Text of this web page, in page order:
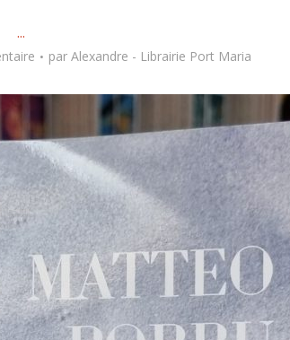
...
par Alexandre - Librairie Port Maria